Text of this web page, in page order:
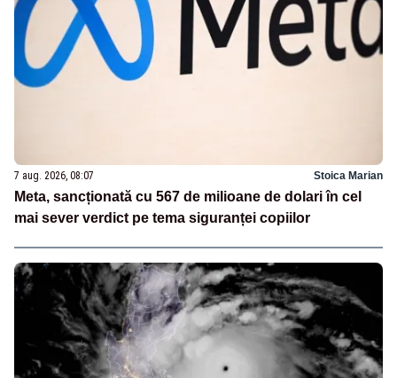
7 aug. 2026, 08:07 Stoica Marian
Meta, sancționată cu 567 de milioane de dolari în cel
mai sever verdict pe tema siguranței copiilor